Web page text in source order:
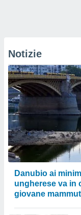
Notizie
Danubio ai
ungherese va in
giovane mammut